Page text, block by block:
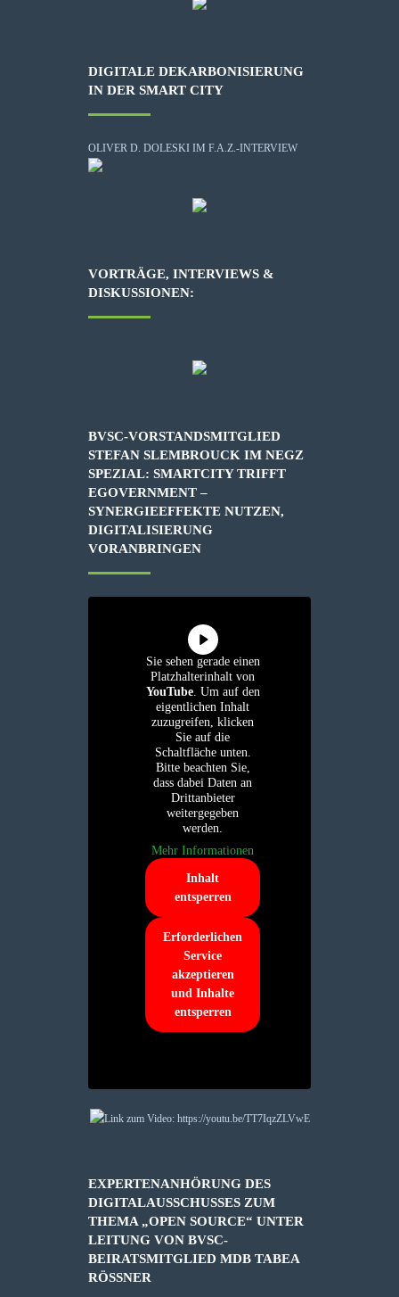
DIGITALE DEKARBONISIERUNG
IN DER SMART CITY
OLIVER D. DOLESKI IM F.A.Z.-INTERVIEW
VORTRÄGE, INTERVIEWS &
DISKUSSIONEN:
BVSC-VORSTANDSMITGLIED
STEFAN SLEMBROUCK IM NEGZ
SPEZIAL: SMARTCITY TRIFFT
EGOVERNMENT –
SYNERGIEEFFEKTE NUTZEN,
DIGITALISIERUNG
VORANBRINGEN
Sie sehen gerade einen
Platzhalterinhalt von
YouTube. Um auf den
eigentlichen Inhalt
zuzugreifen, klicken
Sie auf die
Schaltfläche unten.
Bitte beachten Sie,
dass dabei Daten an
Drittanbieter
weitergegeben
werden.
Mehr Informationen
Inhalt
entsperren
Erforderlichen
Service
akzeptieren
und Inhalte
entsperren
EXPERTENANHÖRUNG DES
DIGITALAUSSCHUSSES ZUM
THEMA „OPEN SOURCE“ UNTER
LEITUNG VON BVSC-
BEIRATSMITGLIED MDB TABEA
RÖSSNER